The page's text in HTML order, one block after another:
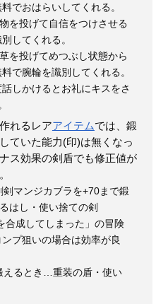
でおはらいしてくれる。
を投げて自信をつけさせる
してくれる。
を投げてめつぶし状態から
で腕輪を識別してくれる。
しかけるとお礼にキスをさ
れるレアアイテムでは、鍛
ていた能力(印)は無くなっ
ス効果の剣盾でも修正値が
マンジカブラを+70まで鍛
はし・使い捨ての剣
合成してしまった」の冒険
プ狙いの場合は効率が良
えるとき…重装の盾・使い